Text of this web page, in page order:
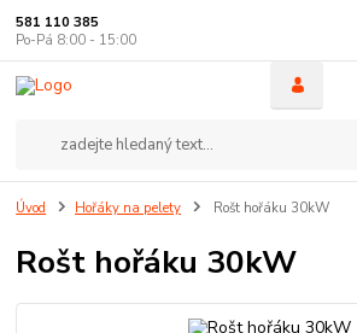
581 110 385
Po-Pá 8:00 - 15:00
Úvod Hořáky na pelety Rošt hořáku 30kW
Rošt hořáku 30kW